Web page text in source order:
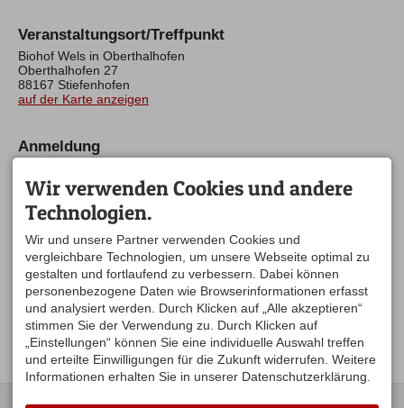
Veranstaltungsort/Treffpunkt
Biohof Wels in Oberthalhofen
Oberthalhofen 27
88167 Stiefenhofen
auf der Karte anzeigen
Anmeldung
Dauer: ca. 45-60 Minuten
Kosten: "Als Wertschätzung freuen wir uns über Spenden. Jeder
gibt, was er/sie kann und was es euch am Ende wert ist!"
Ansprechpartner
Barbara Wels
Biohof Wels
Oberthalhofen 27
88167 Stiefenhofen
Mobil0160 812 54 54
KONTAKT UNSERE
Wir verwenden Cookies und andere
Technologien.
Wir und unsere Partner verwenden Cookies und
vergleichbare Technologien, um unsere Webseite optimal zu
gestalten und fortlaufend zu verbessern. Dabei können
personenbezogene Daten wie Browserinformationen erfasst
und analysiert werden. Durch Klicken auf „Alle akzeptieren“
stimmen Sie der Verwendung zu. Durch Klicken auf
„Einstellungen“ können Sie eine individuelle Auswahl treffen
und erteilte Einwilligungen für die Zukunft widerrufen. Weitere
Informationen erhalten Sie in unserer Datenschutzerklärung.